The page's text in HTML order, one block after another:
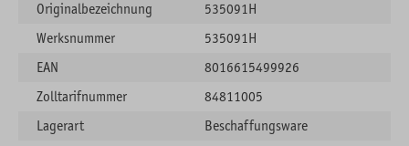
Originalbezeichnung
535091H
Werksnummer
535091H
EAN
8016615499926
Zolltarifnummer
84811005
Lagerart
Beschaffungsware